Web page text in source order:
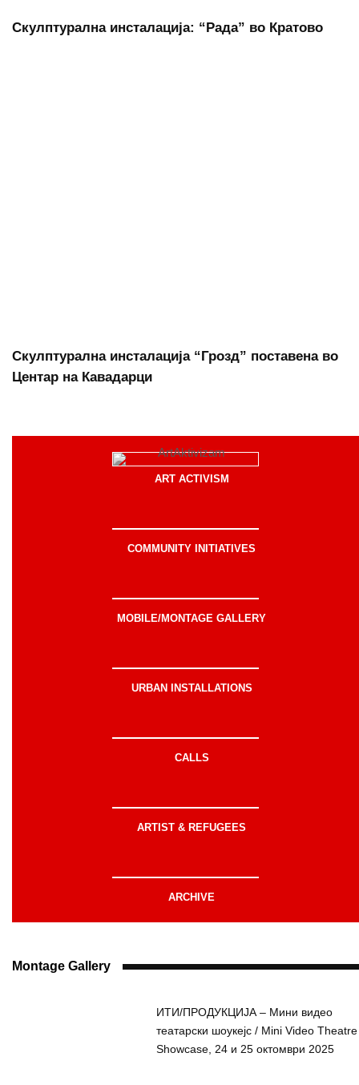
Скулптурална инсталација: “Рада” во Кратово
Скулптурална инсталација “Грозд” поставена во
Центар на Кавадарци
ART ACTIVISM
COMMUNITY INITIATIVES
MOBILE/MONTAGE GALLERY
URBAN INSTALLATIONS
CALLS
ARTIST & REFUGEES
ARCHIVE
Montage Gallery
ИТИ/ПРОДУКЦИЈА – Мини видео
театарски шоукејс / Mini Video Theatre
Showcase, 24 и 25 октомври 2025